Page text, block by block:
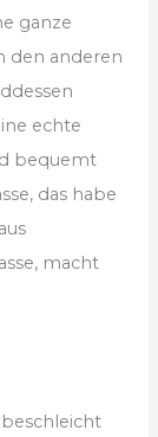
ganze
den anderen
echte
bequemt
das habe
macht